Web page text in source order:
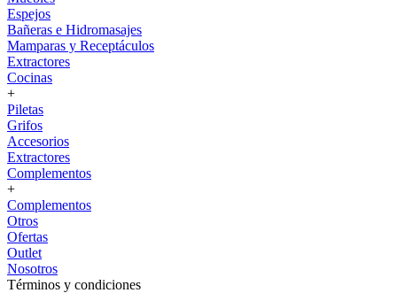
Espejos
Bañeras e Hidromasajes
Mamparas y Receptáculos
Extractores
Cocinas
+
Piletas
Grifos
Accesorios
Extractores
Complementos
+
Complementos
Otros
Ofertas
Outlet
Nosotros
Términos y condiciones